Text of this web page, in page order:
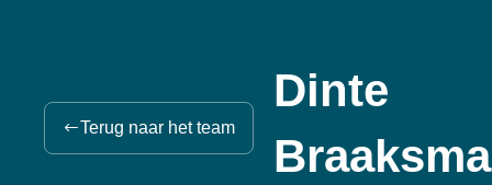
Terug naar het team
Dinte
Braaksma